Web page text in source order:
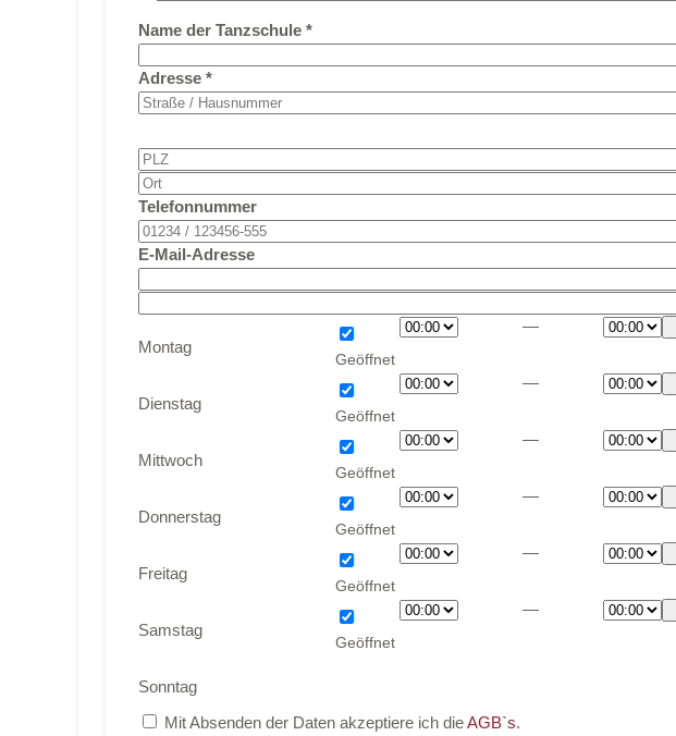
Name der Tanzschule *
Adresse *
Telefonnummer
E-Mail-Adresse
Montag
—
Dienstag
—
Mittwoch
—
Donnerstag
—
Freitag
—
Samstag
—
Sonntag
Mit Absenden der Daten akzeptiere ich dieAGB`s.